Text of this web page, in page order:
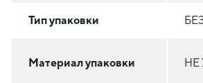
Тип упаковки
Материал упаковки НЕ